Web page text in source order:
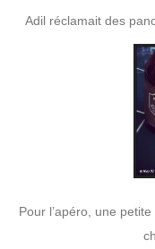
Adil réclamait des
Pour l’apéro, une